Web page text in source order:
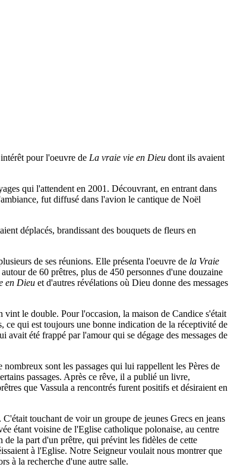
pour l'oeuvre de La vraie vie en Dieu dont ils avaient
qui l'attendent en 2001. Découvrant, en entrant dans
fut diffusé dans l'avion le cantique de Noël
déplacés, brandissant des bouquets de fleurs en
de ses réunions. Elle présenta l'oeuvre de la Vraie
de 60 prêtres, plus de 450 personnes d'une douzaine
en Dieu et d'autres révélations où Dieu donne des messages
le double. Pour l'occasion, la maison de Candice s'était
ce qui est toujours une bonne indication de la réceptivité de
été frappé par l'amour qui se dégage des messages de
nombreux sont les passages qui lui rappellent les Pères de
passages. Après ce rêve, il a publié un livre,
que Vassula a rencontrés furent positifs et désiraient en
touchant de voir un groupe de jeunes Grecs en jeans
étant voisine de l'Eglise catholique polonaise, au centre
la part d'un prêtre, qui prévint les fidèles de cette
à l'Eglise. Notre Seigneur voulait nous montrer que
à la recherche d'une autre salle.